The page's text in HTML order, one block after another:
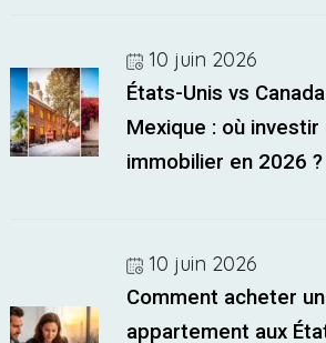
10 juin 2026
États-Unis vs
Mexique : où investir
immobilier en 2026 ?
10 juin 2026
Comment acheter un
appartement aux